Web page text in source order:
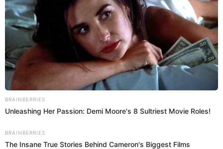
Perú venció a Venezuela: pan con chicharrón
ganó a la arepa y se proclamó campeón en el
Mundial de Ibai
Perú se consagró campeón del Mundial de Desayunos organizado
por Ibai, después de que el pan con chicharrón venciera a la arepa
en una final reñida contra Venezuela.
Pan con chicharrón